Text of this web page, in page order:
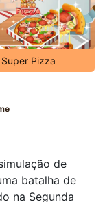
Pizza
de
batalha de
na Segunda